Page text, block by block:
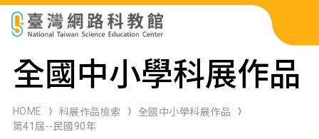
科展作品檢索
科學研習月刊
全國中小學科展作品
HOME 科展作品檢索
全國中小學科展作品
第41屆--民國90年